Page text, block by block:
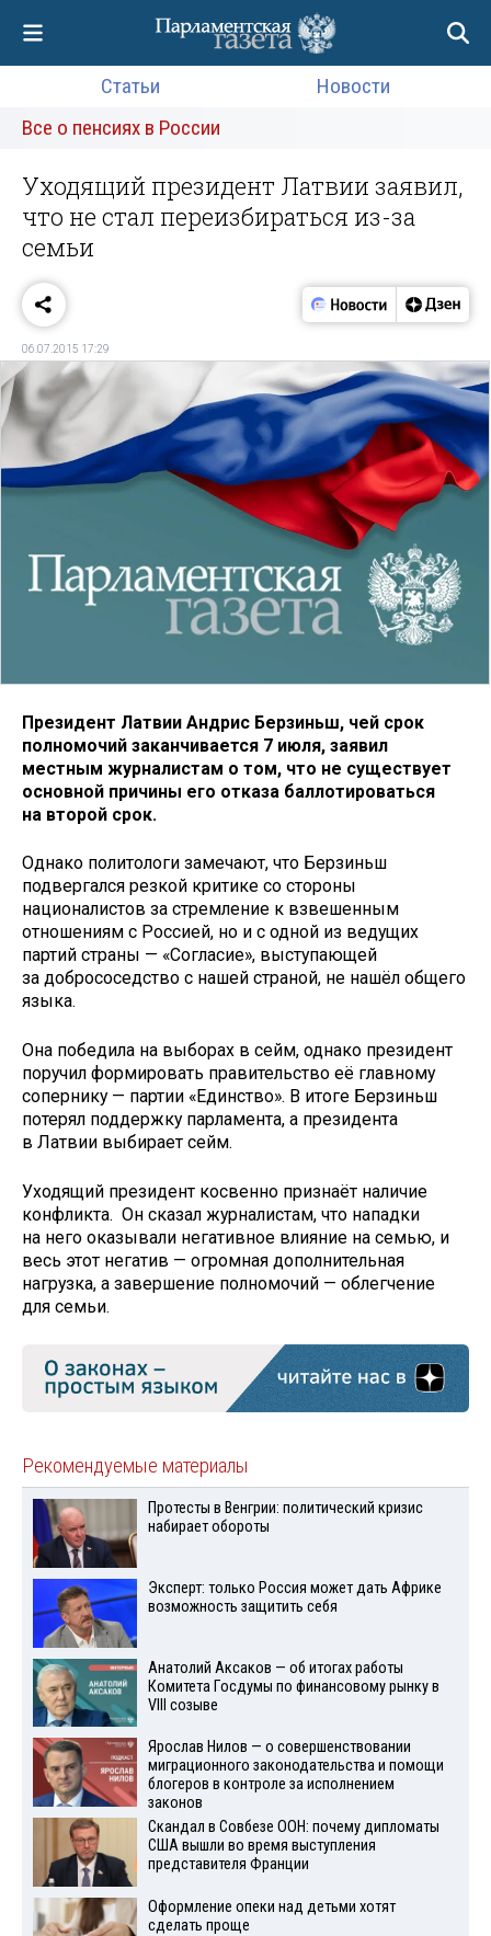
Статьи
Новости
Все о пенсиях в России
Уходящий президент Латвии заявил,
что не стал переизбираться из-за
семьи
06.07.2015 17:29
Президент Латвии Андрис Берзиньш, чей срок
полномочий заканчивается 7 июля, заявил
местным журналистам о том, что не существует
основной причины его отказа баллотироваться
на второй срок.
Однако политологи замечают, что Берзиньш
подвергался резкой критике со стороны
националистов за стремление к взвешенным
отношениям с Россией, но и с одной из ведущих
партий страны — «Согласие», выступающей
за добрососедство с нашей страной, не нашёл общего
языка.
Она победила на выборах в сейм, однако президент
поручил формировать правительство её главному
сопернику — партии «Единство». В итоге Берзиньш
потерял поддержку парламента, а президента
в Латвии выбирает сейм.
Уходящий президент косвенно признаёт наличие
конфликта. Он сказал журналистам, что нападки
на него оказывали негативное влияние на семью, и
весь этот негатив — огромная дополнительная
нагрузка, а завершение полномочий — облегчение
для семьи.
Рекомендуемые материалы
Протесты в Венгрии: политический кризис
набирает обороты
Эксперт: только Россия может дать Африке
возможность защитить себя
Анатолий Аксаков — об итогах работы
Комитета Госдумы по финансовому рынку в
VIII созыве
Ярослав Нилов — о совершенствовании
миграционного законодательства и помощи
блогеров в контроле за исполнением
законов
Скандал в Совбезе ООН: почему дипломаты
США вышли во время выступления
представителя Франции
Оформление опеки над детьми хотят
сделать проще